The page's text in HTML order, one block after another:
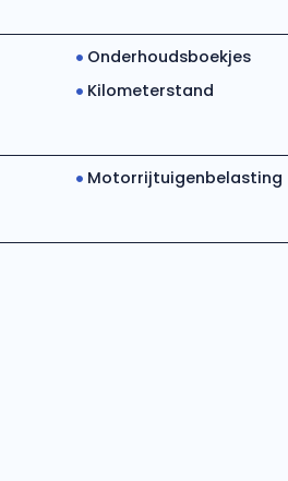
Onderhoudsboekjes
Kilometerstand
Motorrijtuigenbelasting